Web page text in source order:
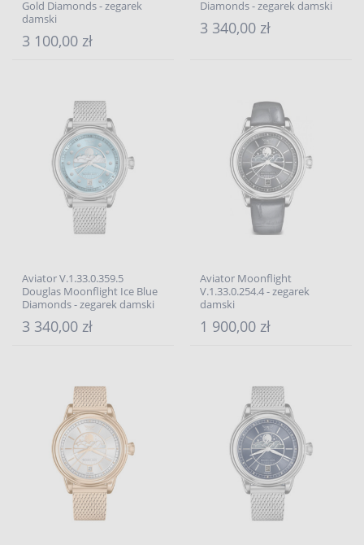
Gold Diamonds - zegarek
damski
3 100,00 zł
Diamonds - zegarek damski
3 340,00 zł
Aviator V.1.33.0.359.5
Douglas Moonflight Ice Blue
Diamonds - zegarek damski
3 340,00 zł
Aviator Moonflight
V.1.33.0.254.4 - zegarek
damski
1 900,00 zł